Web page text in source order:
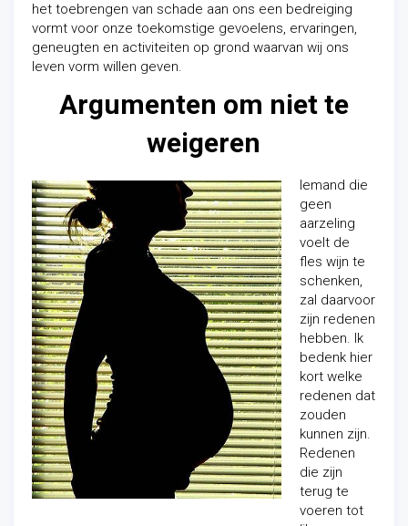
het toebrengen van schade aan ons een bedreiging
vormt voor onze toekomstige gevoelens, ervaringen,
geneugten en activiteiten op grond waarvan wij ons
leven vorm willen geven.
Argumenten om niet te
weigeren
Iemand die
geen
aarzeling
voelt de
fles wijn te
schenken,
zal daarvoor
zijn redenen
hebben. Ik
bedenk hier
kort welke
redenen dat
zouden
kunnen zijn.
Redenen
die zijn
terug te
voeren tot